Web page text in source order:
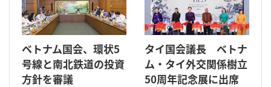
ベトナム国会、環状5
号線と南北鉄道の投資
方針を審議
タイ国会議長 ベトナ
ム・タイ外交関係樹立
50周年記念展に出席